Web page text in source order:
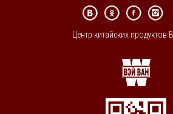
Центр китайских